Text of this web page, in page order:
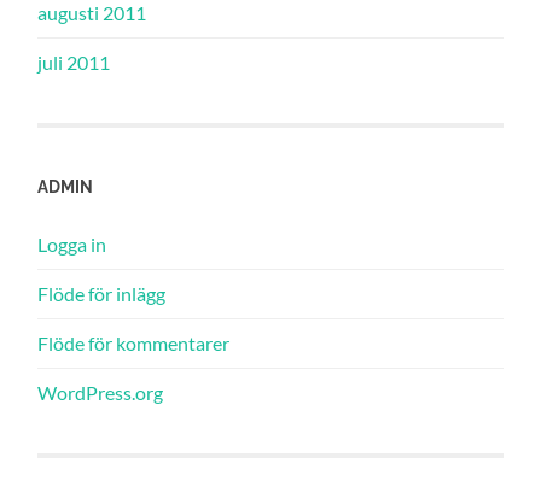
augusti 2011
juli 2011
ADMIN
Logga in
Flöde för inlägg
Flöde för kommentarer
WordPress.org